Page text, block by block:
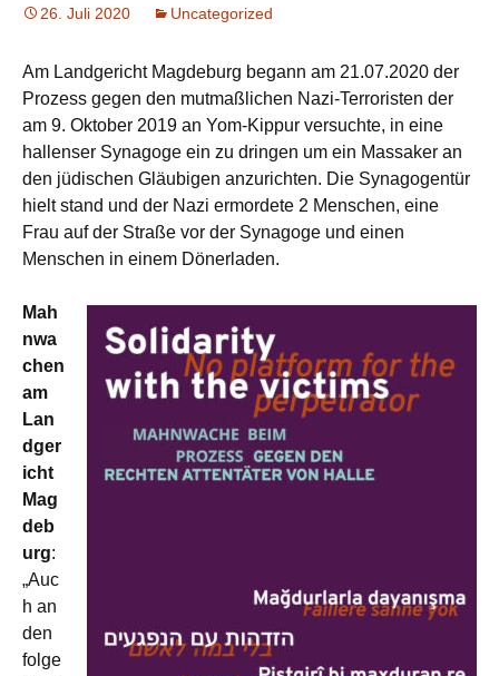
26. Juli 2020 Uncategorized
Am Landgericht Magdeburg begann am 21.07.2020 der
Prozess gegen den mutmaßlichen Nazi-Terroristen der
am 9. Oktober 2019 an Yom-Kippur versuchte, in eine
hallenser Synagoge ein zu dringen um ein Massaker an
den jüdischen Gläubigen anzurichten. Die Synagogentür
hielt stand und der Nazi ermordete 2 Menschen, eine
Frau auf der Straße vor der Synagoge und einen
Menschen in einem Dönerladen.
Mah
nwa
chen
am
Lan
dger
icht
Mag
deb
urg:
„Auc
h an
den
folge